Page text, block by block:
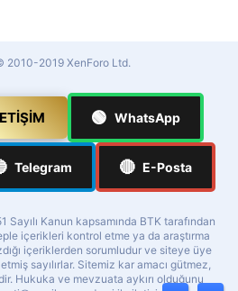
2010-2019 XenForo Ltd.
🟢 WhatsApp
Telegram 🔴 E-Posta
Sayılı Kanun kapsamında BTK tarafından
içerikleri kontrol etme ya da araştırma
içeriklerden sorumludur ve siteye üye
sayılırlar. Sitemiz kar amacı gütmez,
Hukuka ve mevzuata aykırı olduğunu